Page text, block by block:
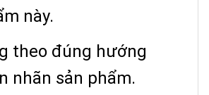
này.
theo đúng hướng
nhãn sản phẩm.